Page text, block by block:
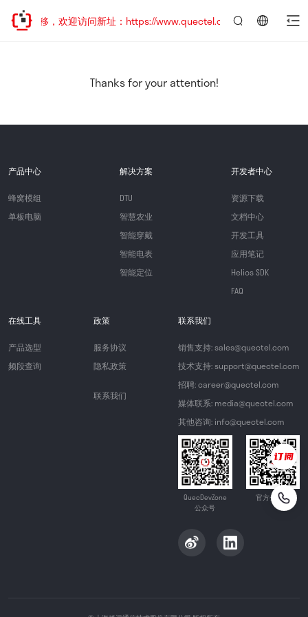
址已迁移，欢迎访问新址：https://www.quectel.com.cn
Thanks for your attention!
产品中心
蜂窝模组
单板电脑
解决方案
DTU
智慧农业
智能穿戴
智能电表
智能定位
开发者中心
资源下载
文档中心
开发工具
应用笔记
Helios SDK
FAQ
在线工具
产品选型
频段查询
政策
服务协议
隐私政策
联系我们
联系我们
销售支持: sales@quectel.com
技术支持: support@quectel.com
招聘: career@quectel.com
媒体联系: media@quectel.com
其他咨询: info@quectel.com
QuecDevZone
公众号
官方公众号